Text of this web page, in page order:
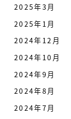
2025年3月
2025年1月
2024年12月
2024年10月
2024年9月
2024年8月
2024年7月